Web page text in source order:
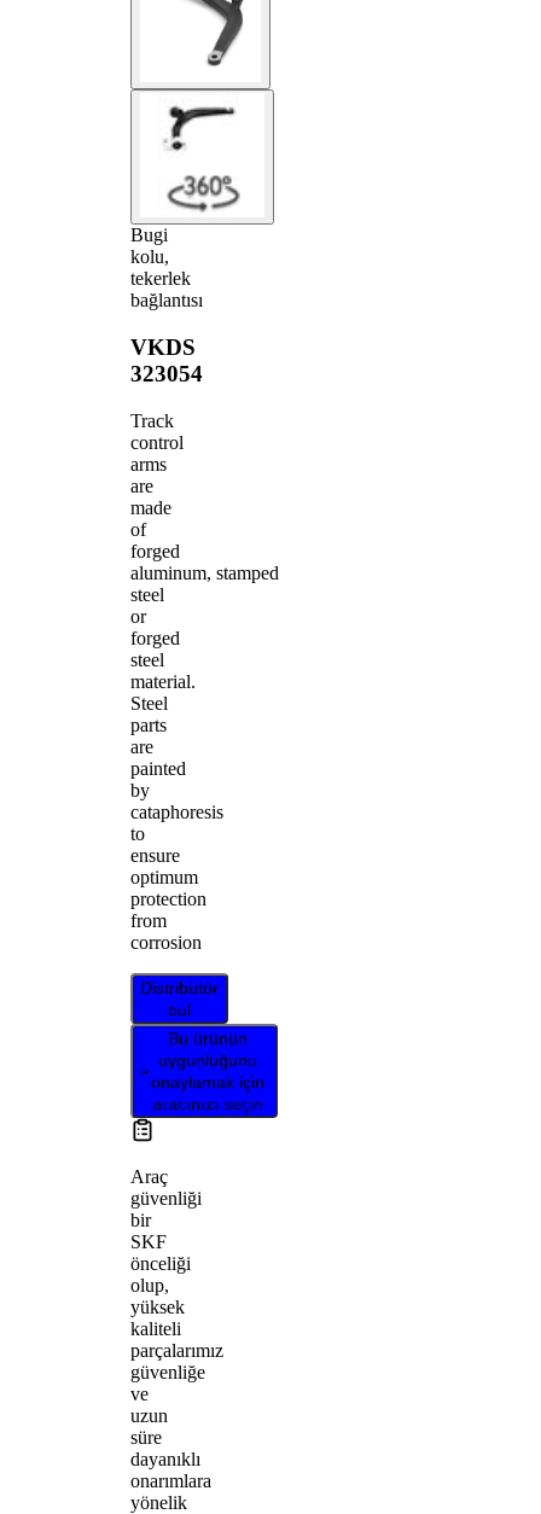
Bugi
kolu,
tekerlek
bağlantısı
VKDS
323054
Track
control
arms
are
made
of
forged
aluminum, stamped
steel
or
forged
steel
material.
Steel
parts
are
painted
by
cataphoresis
to
ensure
optimum
protection
from
corrosion
Distribütör
bul
Bu ürünün
uygunluğunu
onaylamak için
aracınızı seçin
Araç
güvenliği
bir
SKF
önceliği
olup,
yüksek
kaliteli
parçalarımız
güvenliğe
ve
uzun
süre
dayanıklı
onarımlara
yönelik